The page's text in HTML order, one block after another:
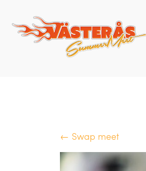
← Swap meet